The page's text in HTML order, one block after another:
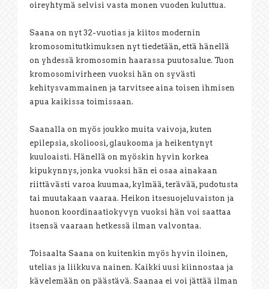
oireyhtymä selvisi vasta monen vuoden kuluttua.
Saana on nyt 32-vuotias ja kiitos modernin
kromosomitutkimuksen nyt tiedetään, että hänellä
on yhdessä kromosomin haarassa puutosalue. Tuon
kromosomivirheen vuoksi hän on syvästi
kehitysvammainen ja tarvitsee aina toisen ihmisen
apua kaikissa toimissaan.
Saanalla on myös joukko muita vaivoja, kuten
epilepsia, skolioosi, glaukooma ja heikentynyt
kuuloaisti. Hänellä on myöskin hyvin korkea
kipukynnys, jonka vuoksi hän ei osaa ainakaan
riittävästi varoa kuumaa, kylmää, terävää, pudotusta
tai muutakaan vaaraa. Heikon itsesuojeluvaiston ja
huonon koordinaatiokyvyn vuoksi hän voi saattaa
itsensä vaaraan hetkessä ilman valvontaa.
Toisaalta Saana on kuitenkin myös hyvin iloinen,
utelias ja liikkuva nainen. Kaikki uusi kiinnostaa ja
kävelemään on päästävä. Saanaa ei voi jättää ilman